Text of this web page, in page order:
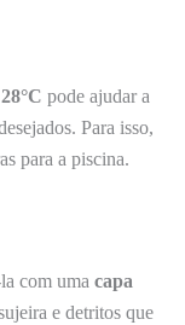
pode ajudar a
Para isso,
para a piscina.
com uma capa
e detritos que